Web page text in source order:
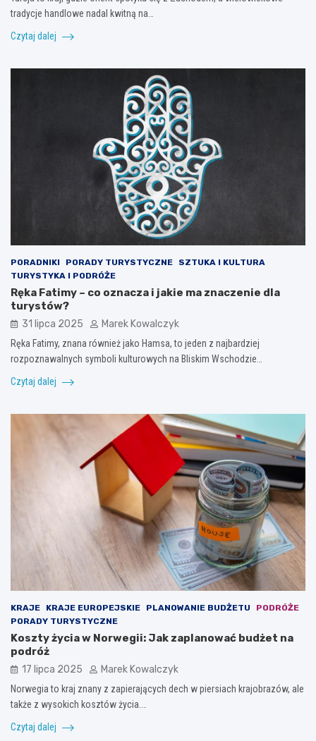
tradycje handlowe nadal kwitną na…
Czytaj dalej
PORADNIKI PORADY TURYSTYCZNE
SZTUKA I KULTURA
TURYSTYKA I PODRÓŻE
Ręka Fatimy – co oznacza i jakie ma znaczenie dla
turystów?
31 lipca 2025 Marek Kowalczyk
Ręka Fatimy, znana również jako Hamsa, to jeden z najbardziej
rozpoznawalnych symboli kulturowych na Bliskim Wschodzie…
Czytaj dalej
KRAJE KRAJE EUROPEJSKIE PLANOWANIE BUDŻETU
PODRÓŻE
PORADY TURYSTYCZNE
Koszty życia w Norwegii: Jak zaplanować budżet na
podróż
17 lipca 2025 Marek Kowalczyk
Norwegia to kraj znany z zapierających dech w piersiach krajobrazów, ale
także z wysokich kosztów życia.…
Czytaj dalej